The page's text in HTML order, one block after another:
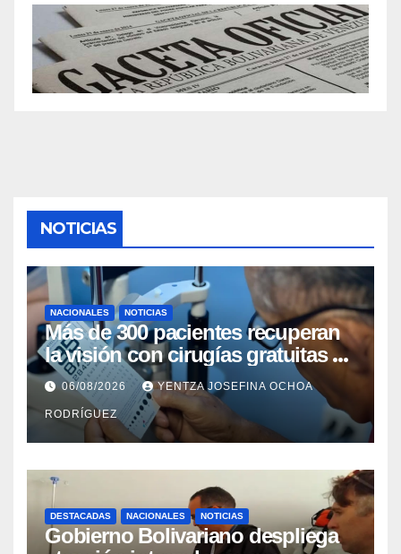
NOTICIAS
NACIONALES NOTICIAS
Más de 300 pacientes recuperan
la visión con cirugías gratuitas de
cataratas en Zulia
06/08/2026 YENTZA JOSEFINA OCHOA
RODRÍGUEZ
DESTACADAS NACIONALES NOTICIAS
Gobierno Bolivariano despliega